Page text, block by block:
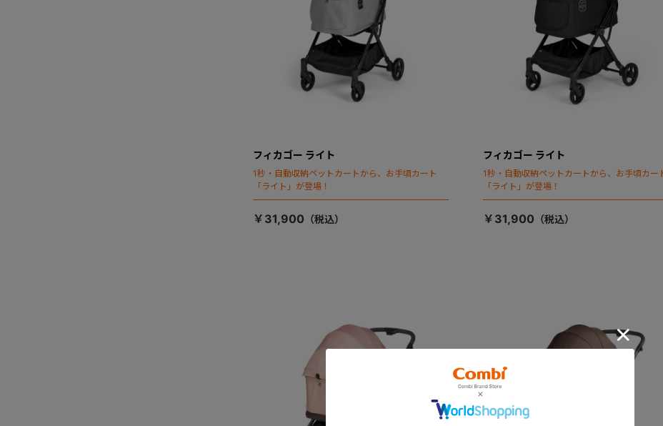
フィカゴー ライト
1秒・自動収納ペットカートから、お手頃カート
「ライト」が登場！
￥31,900
フィカゴー ライト
1秒・自動収納ペットカートから、お手頃カー
「ライト」が登場！
￥31,900